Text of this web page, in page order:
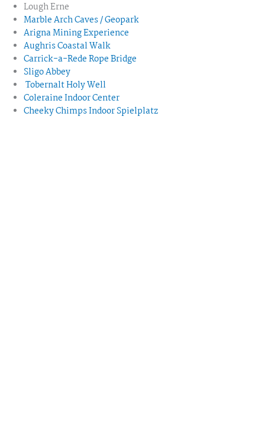
Lough Erne
Marble Arch Caves / Geopark
Arigna Mining Experience
Aughris Coastal Walk
Carrick-a-Rede Rope Bridge
Sligo Abbey
Tobernalt Holy Well
Coleraine Indoor Center
Cheeky Chimps Indoor Spielplatz